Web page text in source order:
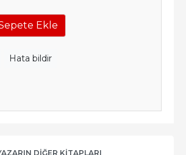
Ekle
Hata bildir
DIĞER KITAPLARI